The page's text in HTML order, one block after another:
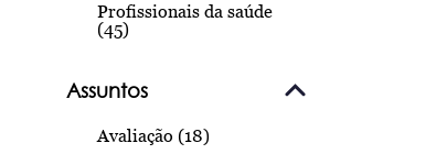
Profissionais da saúde
(45)
Assuntos
Avaliação (18)